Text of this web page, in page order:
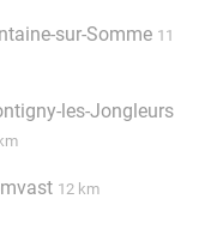
sur-Somme 11
les-Jongleurs
12 km